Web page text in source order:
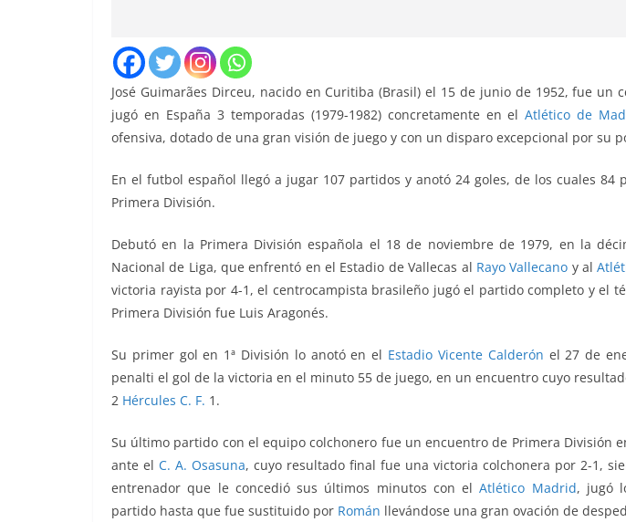
José Guimarães Dirceu, nacido en Curitiba (Brasil) el 15 de junio de 1952, fue un
jugó en España 3 temporadas (1979-1982) concretamente en elAtlético de
ofensiva, dotado de una gran visión de juego y con un disparo excepcional por su
En el futbol español llegó a jugar 107 partidos y anotó 24 goles, de los cuales 84
Primera División.
Debutó en la Primera División española el 18 de noviembre de 1979, en la
Nacional de Liga, que enfrentó en el Estadio de Vallecas al Rayo Vallecano y al
victoria rayista por 4-1, el centrocampista brasileño jugó el partido completo y el
Primera División fue Luis Aragonés.
Su primer gol en 1ª División lo anotó en el Estadio Vicente Calderón el 27 de
penalti el gol de la victoria en el minuto 55 de juego, en un encuentro cuyo
2 Hércules C. F. 1.
Su último partido con el equipo colchonero fue un encuentro de Primera División
ante el C. A. Osasuna, cuyo resultado final fue una victoria colchonera por 2-1,
entrenador que le concedió sus últimos minutos con elAtlético Madrid, jugó
partido hasta que fue sustituido por Román llevándose una gran ovación de